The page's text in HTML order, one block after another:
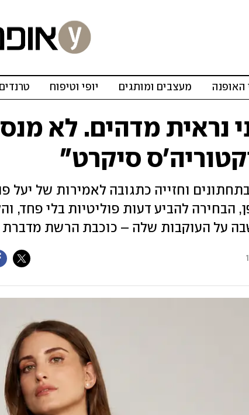
האופנה מעצבים ומותגים יופי וטיפוח
נראית מדהים. לא
סיקרט"
וחזייה כתגובה לאמירות של יעל
הבחירה להביע דעות פוליטיות בלי פחד,
על העוקבות שלה – כוכבת הרשת מדברת